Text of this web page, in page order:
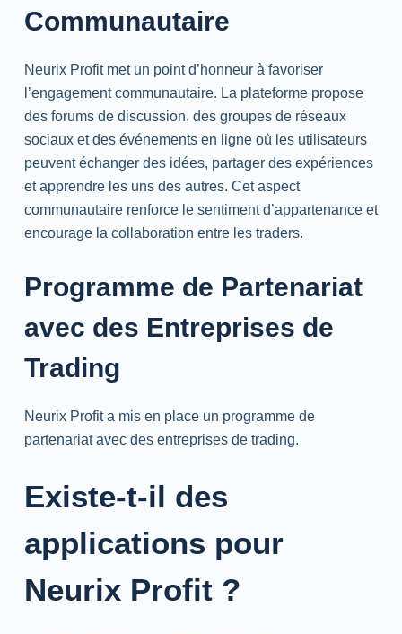
Communautaire
Neurix Profit met un point d’honneur à favoriser
l’engagement communautaire. La plateforme propose
des forums de discussion, des groupes de réseaux
sociaux et des événements en ligne où les utilisateurs
peuvent échanger des idées, partager des expériences
et apprendre les uns des autres. Cet aspect
communautaire renforce le sentiment d’appartenance et
encourage la collaboration entre les traders.
Programme de Partenariat
avec des Entreprises de
Trading
Neurix Profit a mis en place un programme de
partenariat avec des entreprises de trading.
Existe-t-il des
applications pour
Neurix Profit ?